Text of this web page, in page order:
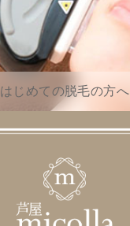
はじめての脱毛の方へ